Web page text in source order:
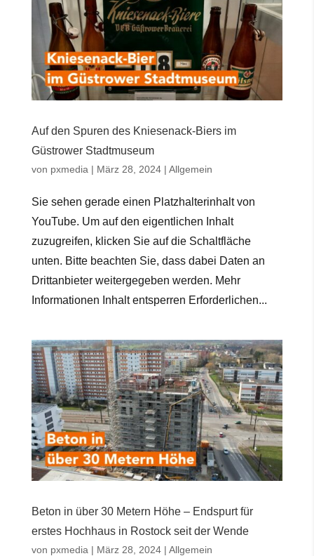
Auf den Spuren des Kniesenack-Biers im
Güstrower Stadtmuseum
von pxmedia | März 28, 2024| Allgemein
Sie sehen gerade einen Platzhalterinhalt von
YouTube. Um auf den eigentlichen Inhalt
zuzugreifen, klicken Sie auf die Schaltfläche
unten. Bitte beachten Sie, dass dabei Daten an
Drittanbieter weitergegeben werden. Mehr
Informationen Inhalt entsperren Erforderlichen...
Beton in über 30 Metern Höhe – Endspurt für
erstes Hochhaus in Rostock seit der Wende
von pxmedia| März 28, 2024| Allgemein